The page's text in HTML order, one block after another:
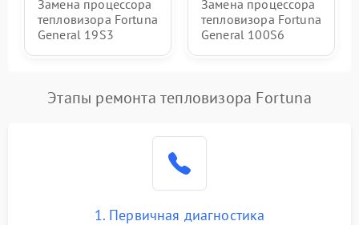
Замена процессора
тепловизора Fortuna
General 19S3
Замена процессора
тепловизора Fortuna
General 100S6
Этапы ремонта тепловизора Fortuna
1. Первичная диагностика